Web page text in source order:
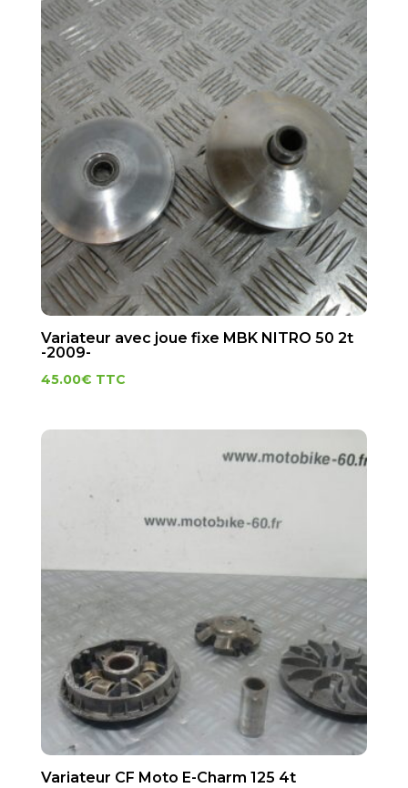
Variateur avec joue fixe MBK NITRO 50 2t
-2009-
45.00€ TTC
Variateur CF Moto E-Charm 125 4t